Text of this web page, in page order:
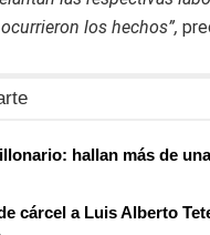
los hechos”,
hallan más de
cárcel a Luis Alberto